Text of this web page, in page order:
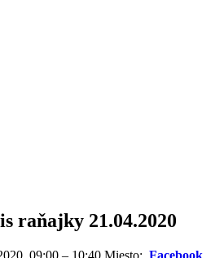
raňajky 21.04.2020
09:00 – 10:40 Miesto: Facebook